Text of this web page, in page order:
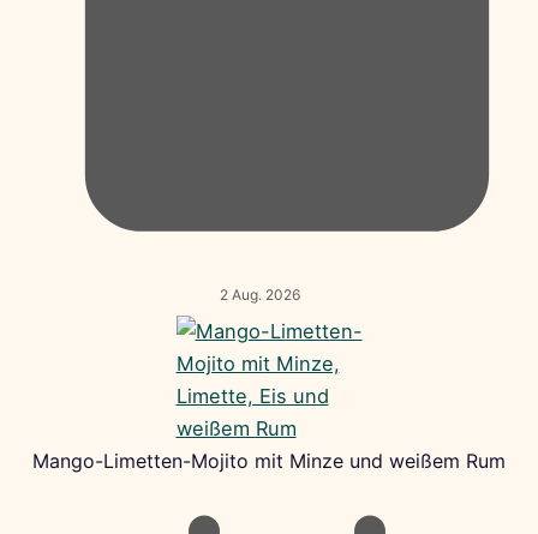
2 Aug. 2026
Mango-Limetten-Mojito mit Minze und weißem Rum